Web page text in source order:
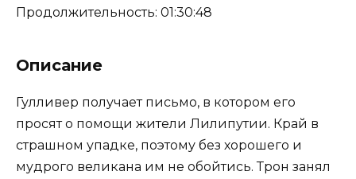
Продолжительность: 01:30:48
Описание
Гулливер получает письмо, в котором его
просят о помощи жители Лилипутии. Край в
страшном упадке, поэтому без хорошего и
мудрого великана им не обойтись. Трон занял